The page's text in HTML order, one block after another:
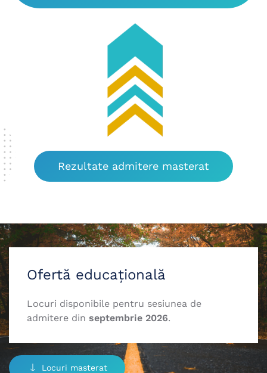
Rezultate admitere masterat
Ofertă educațională
Locuri disponibile pentru sesiunea de
admitere din septembrie 2026.
Locuri masterat